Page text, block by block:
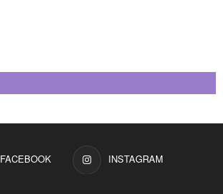
FACEBOOK INSTAGRAM